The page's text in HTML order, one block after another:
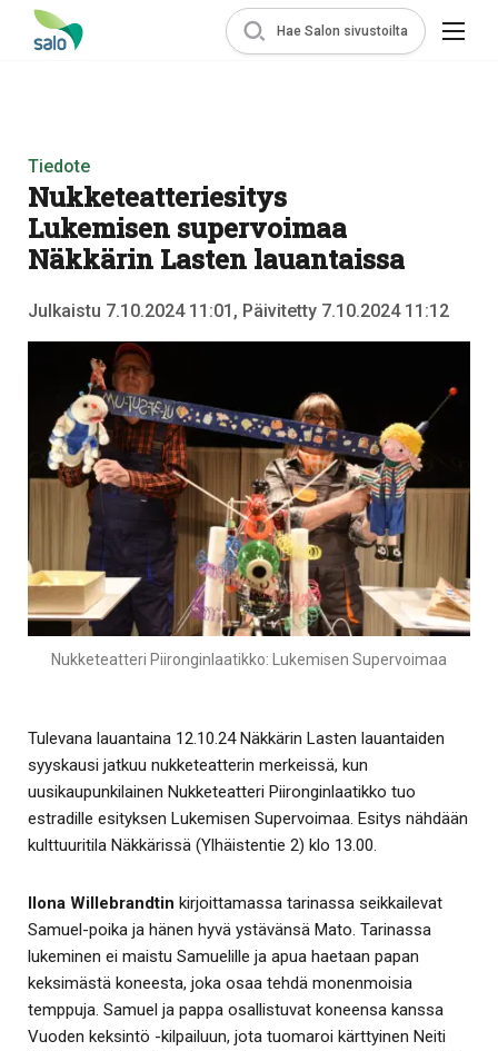
Hae Salon sivustoilta
Tiedote
Nukketeatteriesitys
Lukemisen supervoimaa
Näkkärin Lasten lauantaissa
Julkaistu 7.10.2024 11:01, Päivitetty 7.10.2024 11:12
Nukketeatteri Piironginlaatikko: Lukemisen Supervoimaa
Tulevana lauantaina 12.10.24 Näkkärin Lasten lauantaiden
syyskausi jatkuu nukketeatterin merkeissä, kun
uusikaupunkilainen Nukketeatteri Piironginlaatikko tuo
estradille esityksen Lukemisen Supervoimaa. Esitys nähdään
kulttuuritila Näkkärissä (Ylhäistentie 2) klo 13.00.
Ilona Willebrandtin kirjoittamassa tarinassa seikkailevat
Samuel-poika ja hänen hyvä ystävänsä Mato. Tarinassa
lukeminen ei maistu Samuelille ja apua haetaan papan
keksimästä koneesta, joka osaa tehdä monenmoisia
temppuja. Samuel ja pappa osallistuvat koneensa kanssa
Vuoden keksintö -kilpailuun, jota tuomaroi kärttyinen Neiti